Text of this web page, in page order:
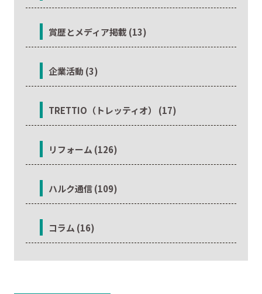
賞歴とメディア掲載 (13)
企業活動 (3)
TRETTIO（トレッティオ） (17)
リフォーム (126)
ハルク通信 (109)
コラム (16)